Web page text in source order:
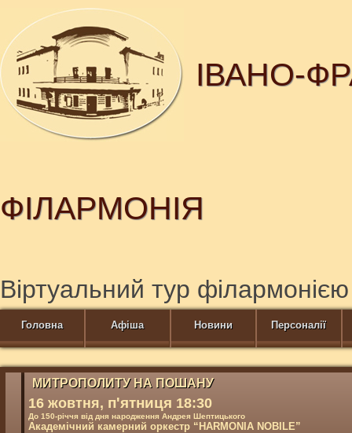
ІВАНО-
ФІЛАРМОНІЯ
Віртуальний тур філармонією
Головна Афіша Новини Персоналії
МИТРОПОЛИТУ НА ПОШАНУ
16 жовтня, п'ятниця 18:30
До 150-річчя від дня народження Андрея Шептицького
Академічний камерний оркестр “HARMONIA NOBILE”